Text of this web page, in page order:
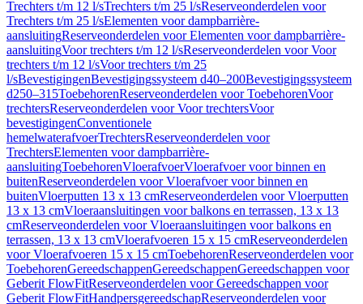
Trechters t/m 12 l/sTrechters t/m 25 l/sReserveonderdelen voor
Trechters t/m 25 l/sElementen voor dampbarrière-
aansluitingReserveonderdelen voor Elementen voor dampbarrière-
aansluitingVoor trechters t/m 12 l/sReserveonderdelen voor Voor
trechters t/m 12 l/sVoor trechters t/m 25
l/sBevestigingenBevestigingssysteem d40–200Bevestigingssysteem
d250–315ToebehorenReserveonderdelen voor ToebehorenVoor
trechtersReserveonderdelen voor Voor trechtersVoor
bevestigingenConventionele
hemelwaterafvoerTrechtersReserveonderdelen voor
TrechtersElementen voor dampbarrière-
aansluitingToebehorenVloerafvoerVloerafvoer voor binnen en
buitenReserveonderdelen voor Vloerafvoer voor binnen en
buitenVloerputten 13 x 13 cmReserveonderdelen voor Vloerputten
13 x 13 cmVloeraansluitingen voor balkons en terrassen, 13 x 13
cmReserveonderdelen voor Vloeraansluitingen voor balkons en
terrassen, 13 x 13 cmVloerafvoeren 15 x 15 cmReserveonderdelen
voor Vloerafvoeren 15 x 15 cmToebehorenReserveonderdelen voor
ToebehorenGereedschappenGereedschappenGereedschappen voor
Geberit FlowFitReserveonderdelen voor Gereedschappen voor
Geberit FlowFitHandpersgereedschapReserveonderdelen voor